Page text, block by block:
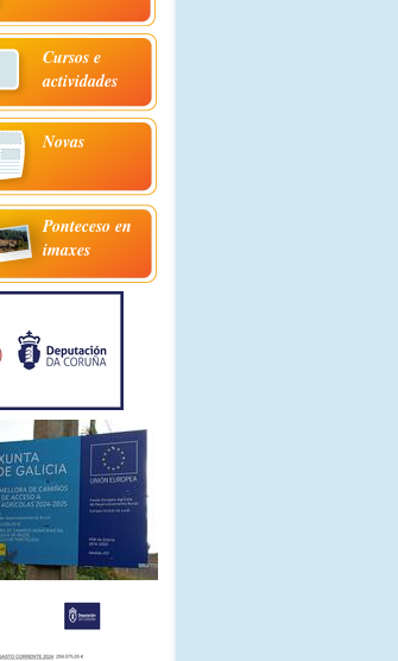
Cursos e
actividades
Novas
Ponteceso en
imaxes